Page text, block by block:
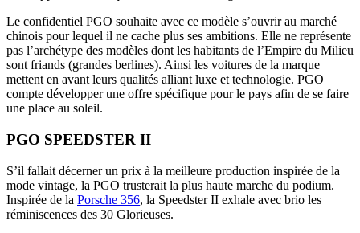
Le confidentiel PGO souhaite avec ce modèle s’ouvrir au marché
chinois pour lequel il ne cache plus ses ambitions. Elle ne représente
pas l’archétype des modèles dont les habitants de l’Empire du Milieu
sont friands (grandes berlines). Ainsi les voitures de la marque
mettent en avant leurs qualités alliant luxe et technologie. PGO
compte développer une offre spécifique pour le pays afin de se faire
une place au soleil.
PGO SPEEDSTER II
S’il fallait décerner un prix à la meilleure production inspirée de la
mode vintage, la PGO trusterait la plus haute marche du podium.
Inspirée de la Porsche 356, la Speedster II exhale avec brio les
réminiscences des 30 Glorieuses.